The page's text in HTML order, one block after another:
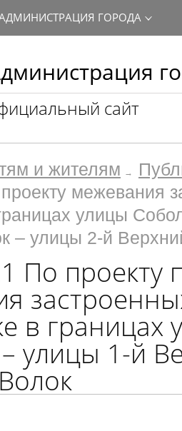
сайт
ГОРОДА
и жителям
межевания
улицы
– улицы 2-й
По проекту
в границах
улицы 1-й